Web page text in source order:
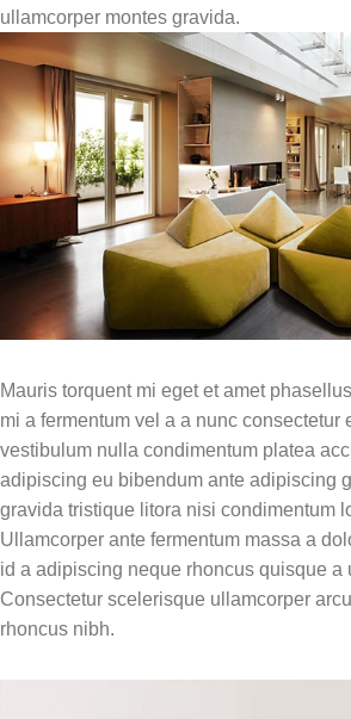
ullamcorper montes gravida.
Mauris torquent mi eget et amet
mi a fermentum vel a a nunc consectetur
vestibulum nulla condimentum platea
adipiscing eu bibendum ante adipiscing
gravida tristique litora nisi condimentum
Ullamcorper ante fermentum massa a
id a adipiscing neque rhoncus quisque a
Consectetur scelerisque ullamcorper
rhoncus nibh.